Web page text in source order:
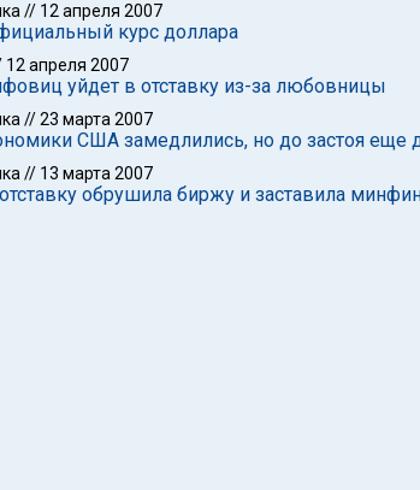
// 12 апреля 2007
курс доллара
12 апреля 2007
уйдет в отставку из-за любовницы
//23 марта 2007
США замедлились, но до застоя еще
// 13 марта 2007
обрушила биржу и заставила